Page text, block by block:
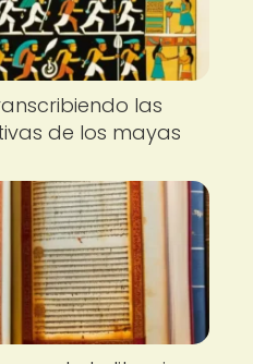
las
de los mayas